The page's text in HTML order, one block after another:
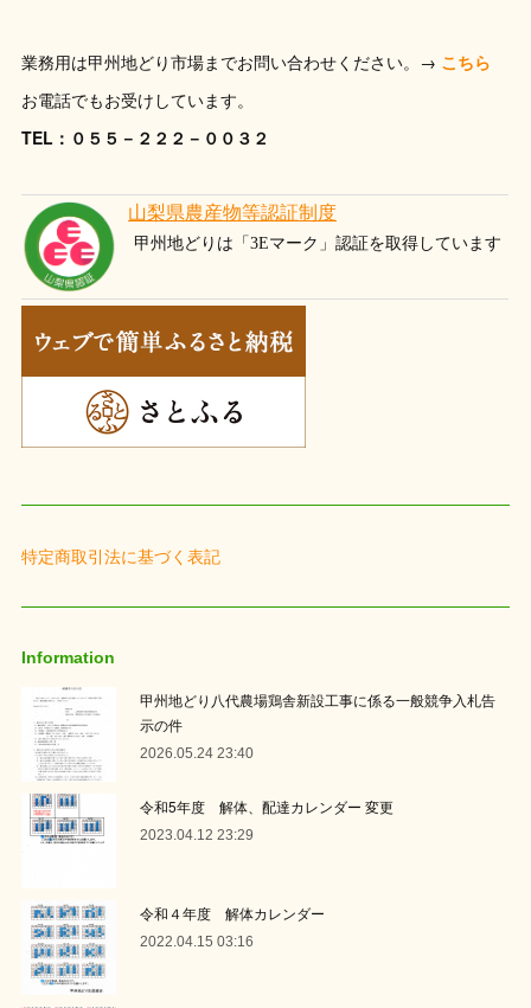
業務用は甲州地どり市場までお問い合わせください。→ こちら
お電話でもお受けしています。
TEL：０５５－２２２－００３２
特定商取引法に基づく表記
Information
甲州地どり八代農場鶏舎新設工事に係る一般競争入札告
示の件
2026.05.24 23:40
令和5年度 解体、配達カレンダー 変更
2023.04.12 23:29
令和４年度 解体カレンダー
2022.04.15 03:16